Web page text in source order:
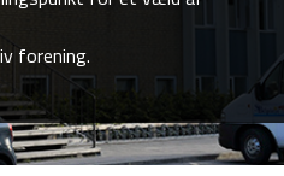
forening.